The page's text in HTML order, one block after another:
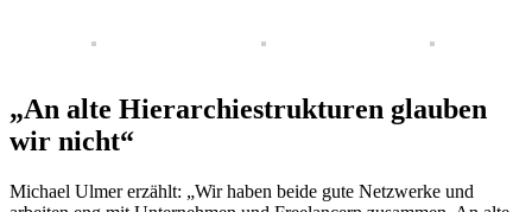
„An alte Hierarchiestrukturen glauben
wir nicht“
Michael Ulmer erzählt: „Wir haben beide gute Netzwerke und